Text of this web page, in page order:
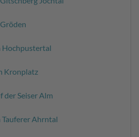
Hochpustertal
Kronplatz
der Seiser Alm
Ahrntal